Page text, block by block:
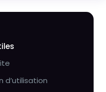
d’utilisation